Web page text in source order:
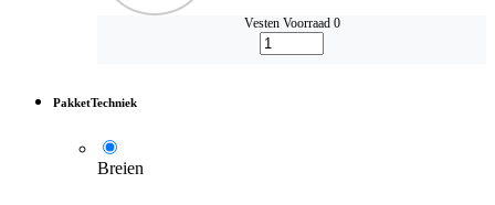
Vesten Voorraad 0
PakketTechniek
Breien